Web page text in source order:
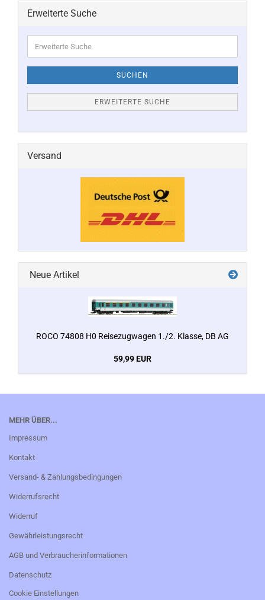
Erweiterte Suche
Suche
SUCHEN
ERWEITERTE SUCHE
Versand
Neue Artikel
ROCO 74808 H0 Reisezugwagen 1./2. Klasse, DB AG
59,99 EUR
MEHR ÜBER...
Impressum
Kontakt
Versand- & Zahlungsbedingungen
Widerrufsrecht
Widerruf
Gewährleistungsrecht
AGB und Verbraucherinformationen
Datenschutz
Cookie Einstellungen